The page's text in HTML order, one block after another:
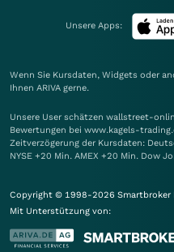
Unsere Apps:
Wenn Sie Kursdaten, Widgets oder
Ihnen ARIVA gerne.
Unsere User schätzen wallstreet-
Bewertungen bei www.kagels-
Zeitverzögerung der Kursdaten:
NYSE +20 Min. AMEX +20 Min. Dow
Copyright © 1998-2026 Smartbroker
Mit Unterstützung von: